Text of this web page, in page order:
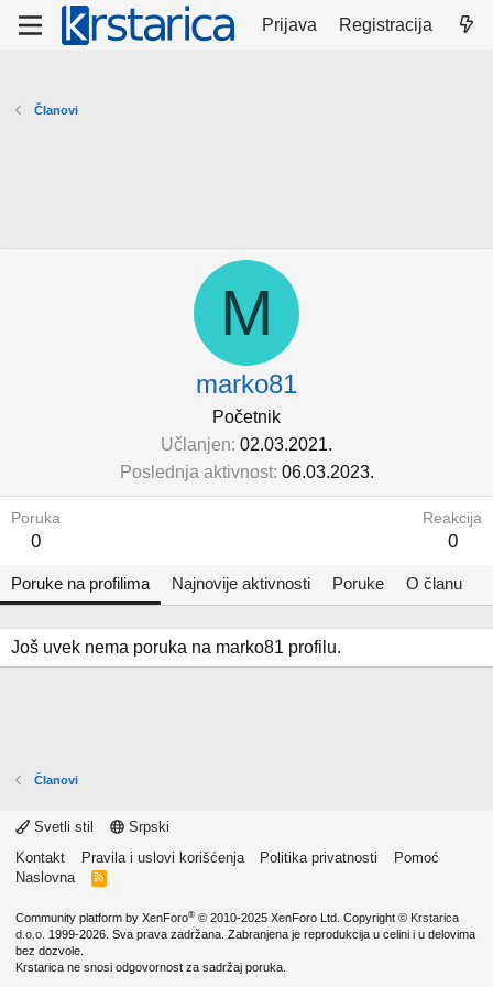
Prijava Registracija
Članovi
M
marko81
Početnik
Učlanjen 02.03.2021.
Poslednja aktivnost 06.03.2023.
Poruka
0
Reakcija
0
Poruke na profilima Najnovije aktivnosti Poruke O članu
Još uvek nema poruka na marko81 profilu.
Članovi
Svetli stil
Srpski
Kontakt
Pravila i uslovi korišćenja Politika privatnosti
Pomoć
Naslovna
R
Community platform by XenForo® © 2010-2025 XenForo Ltd. Copyright © Krstarica
d.o.o. 1999-2026. Sva prava zadržana. Zabranjena je reprodukcija u celini i u delovima
bez dozvole.
Krstarica ne snosi odgovornost za sadržaj poruka.